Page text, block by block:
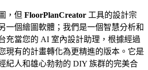
，但 FloorPlanCreator 工具的設計宗
一個繪圖軟體；我們是一個智慧分析和
充當您的 AI 室內設計助理，根據經過
現有的計畫轉化為更精進的版本。它是
紀人和雄心勃勃的 DIY 族群的完美合